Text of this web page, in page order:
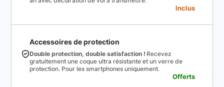
Inclus
Accessoires de protection
Double protection, double satisfaction ! Recevez
gratuitement une coque ultra résistante et un verre de
protection. Pour les smartphones uniquement.
Offerts